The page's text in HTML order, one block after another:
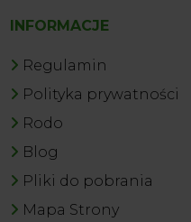
INFORMACJE
Regulamin
Polityka prywatności
Rodo
Blog
Pliki do pobrania
Mapa Strony